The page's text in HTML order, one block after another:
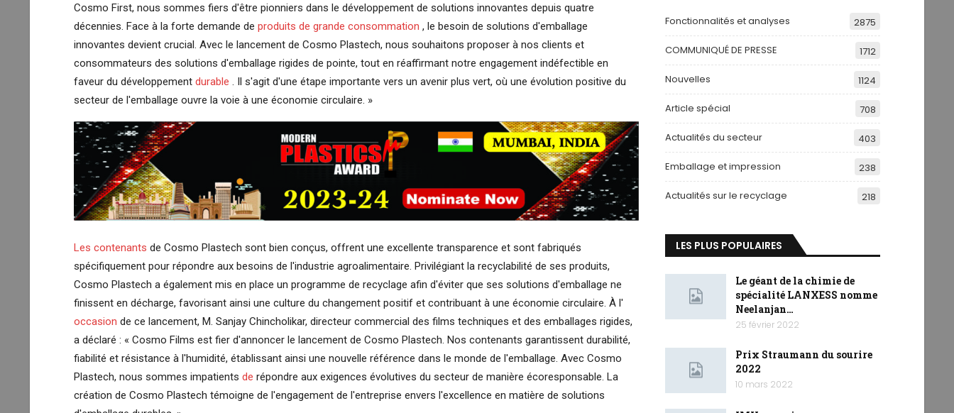
Cosmo First, nous sommes fiers d'être pionniers dans le développement de solutions innovantes depuis quatre
décennies. Face à la forte demande de produits de grande consommation , le besoin de solutions d'emballage
innovantes devient crucial. Avec le lancement de Cosmo Plastech, nous souhaitons proposer à nos clients et
consommateurs des solutions d'emballage rigides de pointe, tout en réaffirmant notre engagement indéfectible en
faveur du développement durable . Il s'agit d'une étape importante vers un avenir plus vert, où une évolution positive du
secteur de l'emballage ouvre la voie à une économie circulaire. »
Les contenants de Cosmo Plastech sont bien conçus, offrent une excellente transparence et sont fabriqués
spécifiquement pour répondre aux besoins de l'industrie agroalimentaire. Privilégiant la recyclabilité de ses produits,
Cosmo Plastech a également mis en place un programme de recyclage afin d'éviter que ses solutions d'emballage ne
finissent en décharge, favorisant ainsi une culture du changement positif et contribuant à une économie circulaire. À l'
occasion de ce lancement, M. Sanjay Chincholikar, directeur commercial des films techniques et des emballages rigides,
a déclaré : « Cosmo Films est fier d'annoncer le lancement de Cosmo Plastech. Nos contenants garantissent durabilité,
fiabilité et résistance à l'humidité, établissant ainsi une nouvelle référence dans le monde de l'emballage. Avec Cosmo
Plastech, nous sommes impatients de répondre aux exigences évolutives du secteur de manière écoresponsable. La
création de Cosmo Plastech témoigne de l'engagement de l'entreprise envers l'excellence en matière de solutions
Fonctionnalités et analyses 2875
COMMUNIQUÉ DE PRESSE 1712
Nouvelles 1124
Article spécial 708
Actualités du secteur 403
Emballage et impression 238
Actualités sur le recyclage 218
LES PLUS POPULAIRES
Le géant de la chimie de
spécialité LANXESS nomme
Neelanjan…
25 février 2022
Prix ​​Straumann du sourire
2022
10 mars 2022